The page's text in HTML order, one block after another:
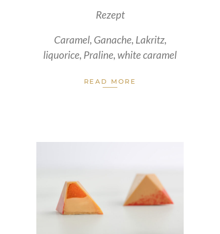
Rezept
Caramel, Ganache, Lakritz,
liquorice, Praline, white caramel
READ MORE